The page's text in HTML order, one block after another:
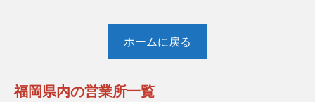
ホームに戻る
福岡県内の営業所一覧